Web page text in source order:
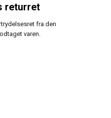
returret
fra den
varen.